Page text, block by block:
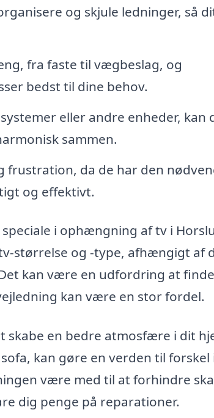
og skjule ledninger, så
fra faste til vægbeslag, og
bedst til dine behov.
eller andre enheder, kan
sammen.
frustration, da de har den
og effektivt.
i ophængning af tv i
størrelse og -type, afhængigt af
kan være en udfordring at
kan være en stor fordel.
en bedre atmosfære i dit
kan gøre en verden til forskel
være med til at forhindre
dig penge på reparationer.